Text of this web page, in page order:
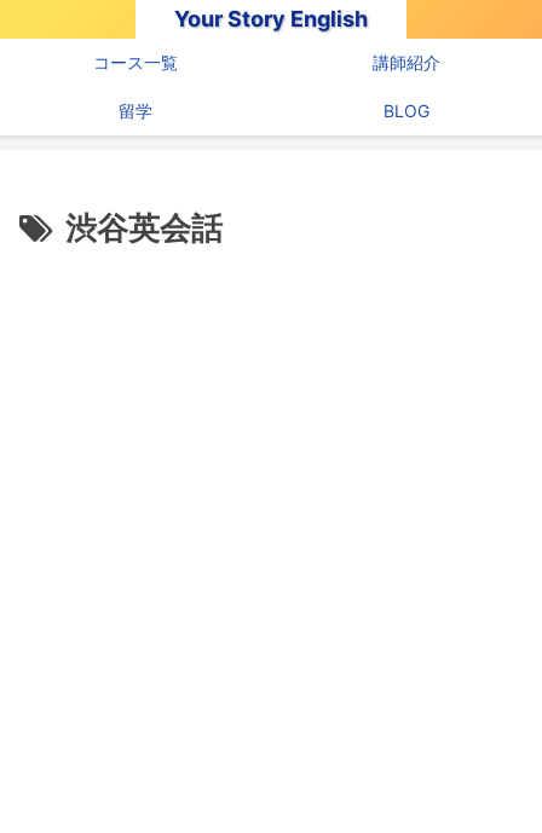
Your Story English
コース一覧 講師紹介
留学 BLOG
渋谷英会話